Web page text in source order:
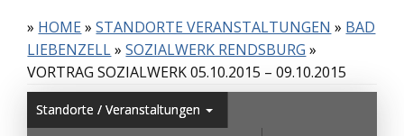
» HOME » STANDORTE VERANSTALTUNGEN » BAD
LIEBENZELL » SOZIALWERK RENDSBURG »
VORTRAG SOZIALWERK 05.10.2015 – 09.10.2015
Standorte / Veranstaltungen